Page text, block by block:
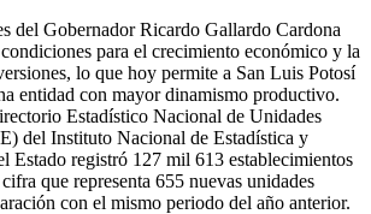
del Gobernador Ricardo Gallardo Cardona
para el crecimiento económico y la
lo que hoy permite a San Luis Potosí
entidad con mayor dinamismo productivo.
Estadístico Nacional de Unidades
del Instituto Nacional de Estadística y
Estado registró 127 mil 613 establecimientos
que representa 655 nuevas unidades
con el mismo periodo del año anterior.